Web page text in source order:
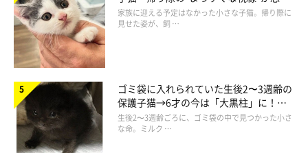
MinoさんのTwitterはこちらられず、家族の一員に
家族に迎える予定はなかった小さな子猫。帰り際に
見せた姿が、飼 …
ゴミ袋に入れられていた生後2〜3週齢の
保護子猫→6才の今は「大黒柱」に！
美しい黒猫に成長した姿にグッとくる
生後2〜3週齢ごろに、ゴミ袋の中で見つかった小さ
な命。ミルク …